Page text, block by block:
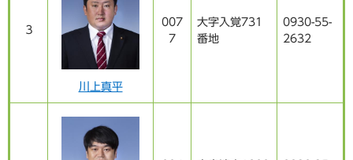
３
川上真平
007
7
大字入覚731
番地
0930-55-
2632